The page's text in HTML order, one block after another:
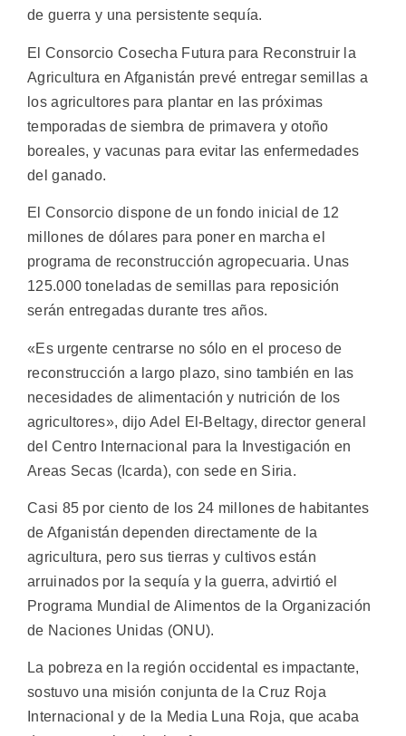
de guerra y una persistente sequía.
El Consorcio Cosecha Futura para Reconstruir la
Agricultura en Afganistán prevé entregar semillas a
los agricultores para plantar en las próximas
temporadas de siembra de primavera y otoño
boreales, y vacunas para evitar las enfermedades
del ganado.
El Consorcio dispone de un fondo inicial de 12
millones de dólares para poner en marcha el
programa de reconstrucción agropecuaria. Unas
125.000 toneladas de semillas para reposición
serán entregadas durante tres años.
«Es urgente centrarse no sólo en el proceso de
reconstrucción a largo plazo, sino también en las
necesidades de alimentación y nutrición de los
agricultores», dijo Adel El-Beltagy, director general
del Centro Internacional para la Investigación en
Areas Secas (Icarda), con sede en Siria.
Casi 85 por ciento de los 24 millones de habitantes
de Afganistán dependen directamente de la
agricultura, pero sus tierras y cultivos están
arruinados por la sequía y la guerra, advirtió el
Programa Mundial de Alimentos de la Organización
de Naciones Unidas (ONU).
La pobreza en la región occidental es impactante,
sostuvo una misión conjunta de la Cruz Roja
Internacional y de la Media Luna Roja, que acaba